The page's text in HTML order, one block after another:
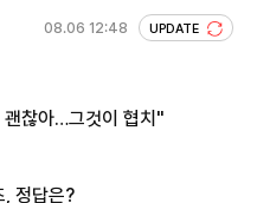
08.06 12:48 UPDATE
찮아…그것이 협치"
, 정답은?